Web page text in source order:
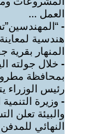
العمل ...
-
هندسية لمعاينة
المنهار
- خلال جولته
بمحافظة
رئيس الوزراء
- وزيرة التنمية
والبيئة تعلن
النهائي